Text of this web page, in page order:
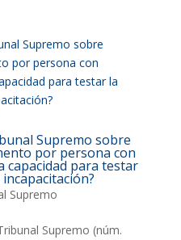
Supremo sobre
por persona con
capacidad para testar
Supremo
Supremo (núm.